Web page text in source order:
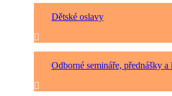
Dětské oslavy
Odborné semináře, přednášky a